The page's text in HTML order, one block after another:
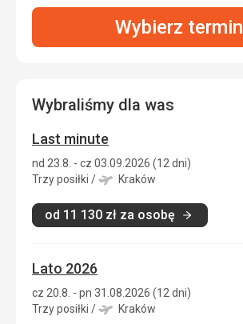
Wybierz termin
Wybraliśmy dla was
Last minute
nd 23.8. - cz 03.09.2026 (12 dni)
Trzy posiłki / Kraków
od 11 130 zł za osobę
Lato 2026
cz 20.8. - pn 31.08.2026 (12 dni)
Trzy posiłki / Kraków